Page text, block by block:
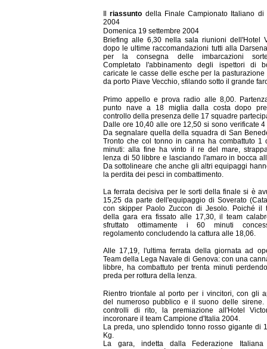
Ilriassunto della Finale Campionato Italiano di
2004
Domenica 19 settembre 2004
Briefing alle 6,30 nella sala riunioni dell'Hotel
dopo le ultime raccomandazioni tutti alla
per la consegna delle imbarcazioni
Completato l'abbinamento degli ispettori di
caricate le casse delle esche per la pasturazione
da porto Piave Vecchio, sfilando sotto il grande
Primo appello e prova radio alle 8,00.
punto nave a 18 miglia dalla costa dopo
controllo della presenza delle 17 squadre
Dalle ore 10,40 alle ore 12,50 si sono verificate 4
Da segnalare quella della squadra di San
Tronto che col tonno in canna ha combattuto 1
minuti: alla fine ha vinto il re del mare,
lenza di 50 libbre e lasciando l'amaro in bocca
Da sottolineare che anche gli altri equipaggi
la perdita dei pesci in combattimento.
La ferrata decisiva per le sorti della finale si è
15,25 da parte dell'equipaggio di Soverato
con skipper Paolo Zuccon di Jesolo. Poiché il
della gara era fissato alle 17,30, il team
sfruttato ottimamente i 60 minuti
regolamento concludendo la cattura alle 18,06.
Alle 17,19, l'ultima ferrata della giornata ad
Team della Lega Navale di Genova: con una
libbre, ha combattuto per trenta minuti
preda per rottura della lenza.
Rientro trionfale al porto per i vincitori, con gli
del numeroso pubblico e il suono delle sirene.
controlli di rito, la premiazione all'Hotel
incoronare il team Campione d'Italia 2004.
La preda, uno splendido tonno rosso gigante di
Kg.
La gara, indetta dalla Federazione Italiana